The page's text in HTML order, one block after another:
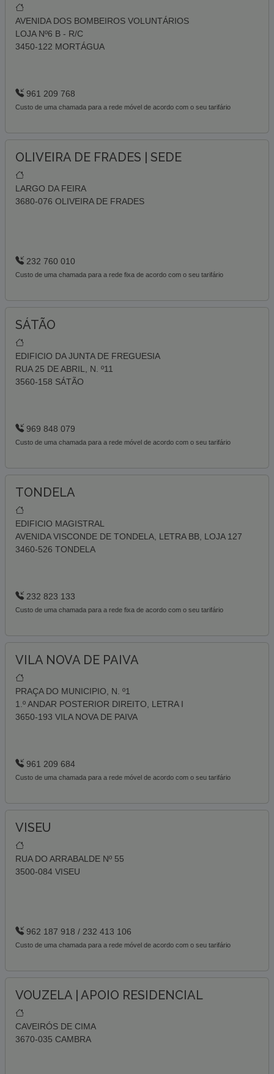
AVENIDA DOS BOMBEIROS VOLUNTÁRIOS
LOJA Nº6 B - R/C
3450-122 MORTÁGUA
961 209 768
Custo de uma chamada para a rede móvel de acordo com o seu tarifário
OLIVEIRA DE FRADES | SEDE
LARGO DA FEIRA
3680-076 OLIVEIRA DE FRADES
232 760 010
Custo de uma chamada para a rede fixa de acordo com o seu tarifário
SÁTÃO
EDIFICIO DA JUNTA DE FREGUESIA
RUA 25 DE ABRIL, N. º11
3560-158 SÁTÃO
969 848 079
Custo de uma chamada para a rede móvel de acordo com o seu tarifário
TONDELA
EDIFICIO MAGISTRAL
AVENIDA VISCONDE DE TONDELA, LETRA BB, LOJA 127
3460-526 TONDELA
232 823 133
Custo de uma chamada para a rede fixa de acordo com o seu tarifário
VILA NOVA DE PAIVA
PRAÇA DO MUNICIPIO, N. º1
1.º ANDAR POSTERIOR DIREITO, LETRA I
3650-193 VILA NOVA DE PAIVA
961 209 684
Custo de uma chamada para a rede móvel de acordo com o seu tarifário
VISEU
RUA DO ARRABALDE Nº 55
3500-084 VISEU
962 187 918 / 232 413 106
Custo de uma chamada para a rede móvel de acordo com o seu tarifário
VOUZELA | APOIO RESIDENCIAL
CAVEIRÓS DE CIMA
3670-035 CAMBRA